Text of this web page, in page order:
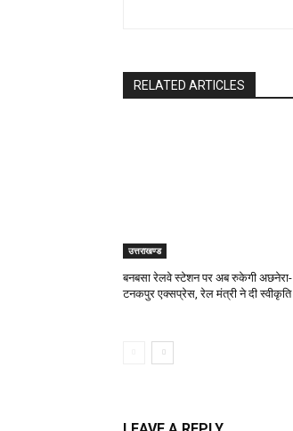
RELATED ARTICLES
उत्तराखण्ड
बनबसा रेलवे स्टेशन पर अब रुकेगी अछनेरा-
टनकपुर एक्सप्रेस, रेल मंत्री ने दी स्वीकृति